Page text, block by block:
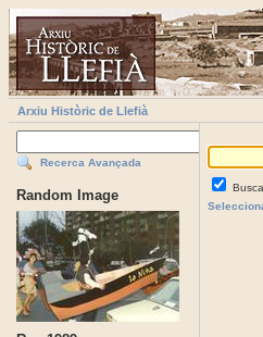
Arxiu Històric de Llefià
Recerca Avançada
Random Image